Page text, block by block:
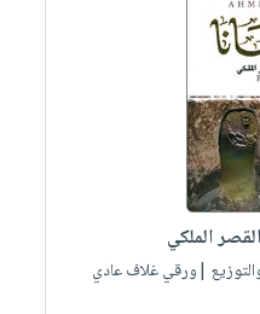
الملكي
|ورقي غلاف عادي